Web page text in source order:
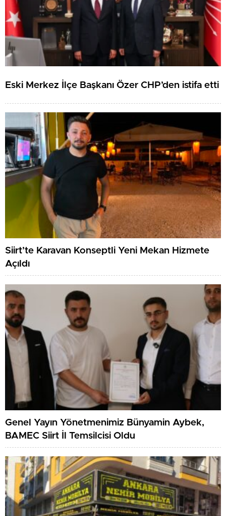
Eski Merkez İlçe Başkanı Özer CHP’den istifa etti
Siirt’te Karavan Konseptli Yeni Mekan Hizmete
Açıldı
Genel Yayın Yönetmenimiz Bünyamin Aybek,
BAMEC Siirt İl Temsilcisi Oldu